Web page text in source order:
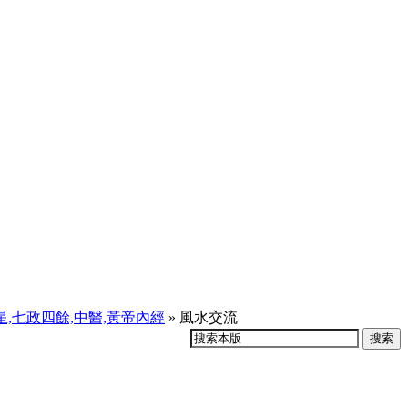
,七政四餘,中醫,黃帝內經 » 風水交流
搜索